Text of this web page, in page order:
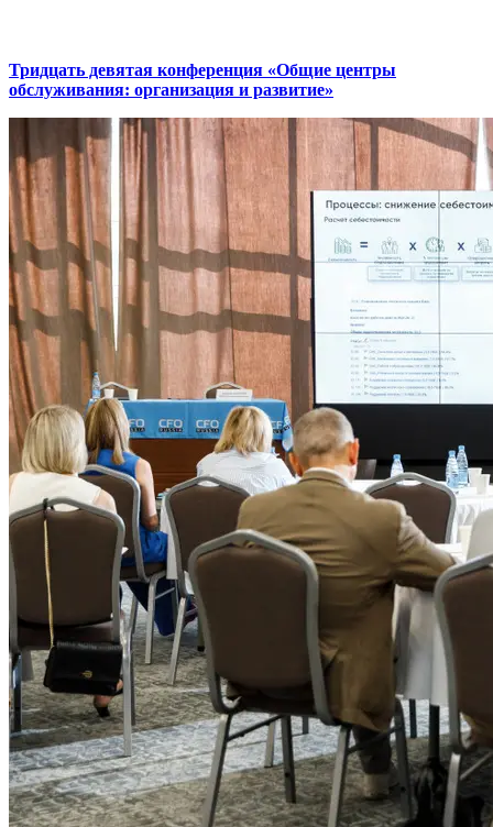
Тридцать девятая конференция «Общие центры
обслуживания: организация и развитие»